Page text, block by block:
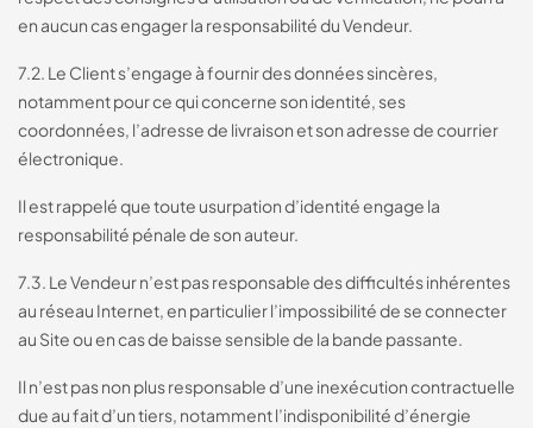
en aucun cas engager la responsabilité du Vendeur.
7.2. Le Client s’engage à fournir des données sincères,
notamment pour ce qui concerne son identité, ses
coordonnées, l’adresse de livraison et son adresse de courrier
électronique.
Il est rappelé que toute usurpation d’identité engage la
responsabilité pénale de son auteur.
7.3. Le Vendeur n’est pas responsable des difficultés inhérentes
au réseau Internet, en particulier l’impossibilité de se connecter
au Site ou en cas de baisse sensible de la bande passante.
Il n’est pas non plus responsable d’une inexécution contractuelle
due au fait d’un tiers, notamment l’indisponibilité d’énergie